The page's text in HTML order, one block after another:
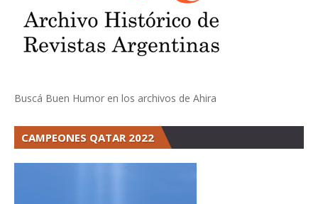
Buscá Buen Humor en los archivos de Ahira
CAMPEONES QATAR 2022